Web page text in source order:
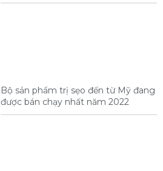
Bộ sản phẩm trị sẹo đến từ Mỹ đang
được bán chạy nhất năm 2022